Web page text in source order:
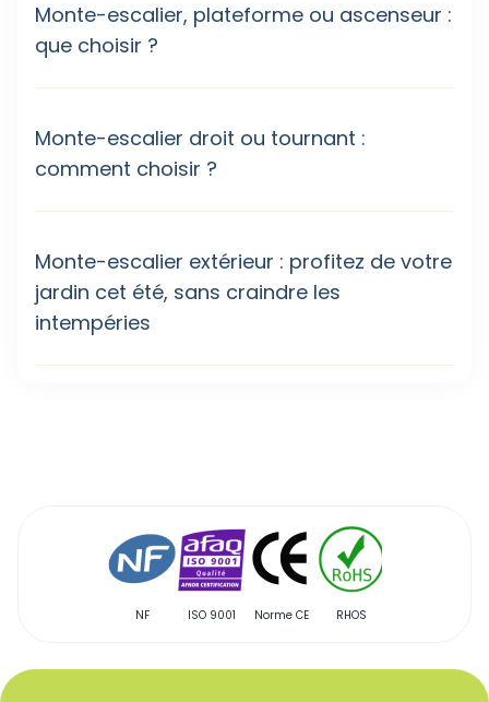
Monte-escalier, plateforme ou ascenseur :
que choisir ?
Monte-escalier droit ou tournant :
comment choisir ?
Monte-escalier extérieur : profitez de votre
jardin cet été, sans craindre les
intempéries
NF ISO 9001 Norme CE RHOS